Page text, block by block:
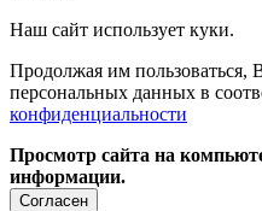
Наш сайт использует куки.
Продолжая им пользоваться,
персональных данных в
конфиденциальности
Просмотр сайта на
информации.
Согласен